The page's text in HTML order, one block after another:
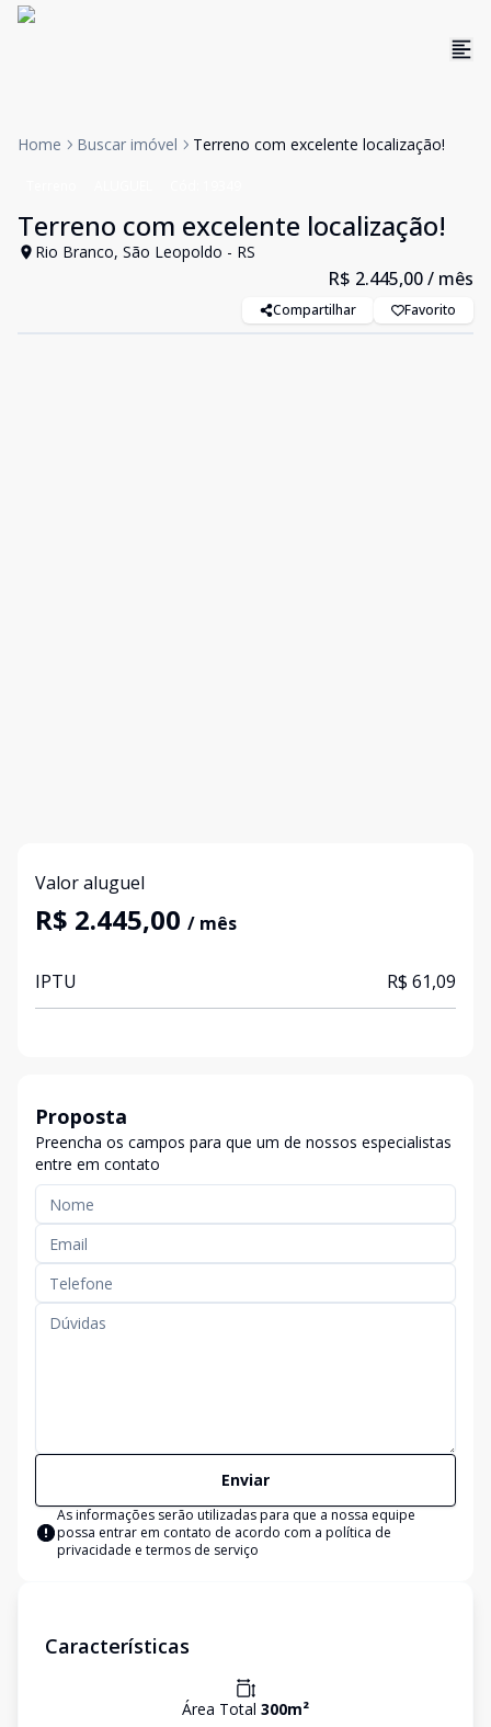
Home Buscar imóvel Terreno com excelente localização!
Terreno com excelente localização!
Rio Branco, São Leopoldo - RS
R$ 2.445,00/ mês
Compartilhar Favorito
Valor aluguel
R$ 2.445,00 / mês
IPTU R$ 61,09
Proposta
Preencha os campos para que um de nossos especialistas
entre em contato
Enviar
As informações serão utilizadas para que a nossa equipe
possa entrar em contato de acordo com a política de
privacidade e termos de serviço
Características
Área Total 300m²